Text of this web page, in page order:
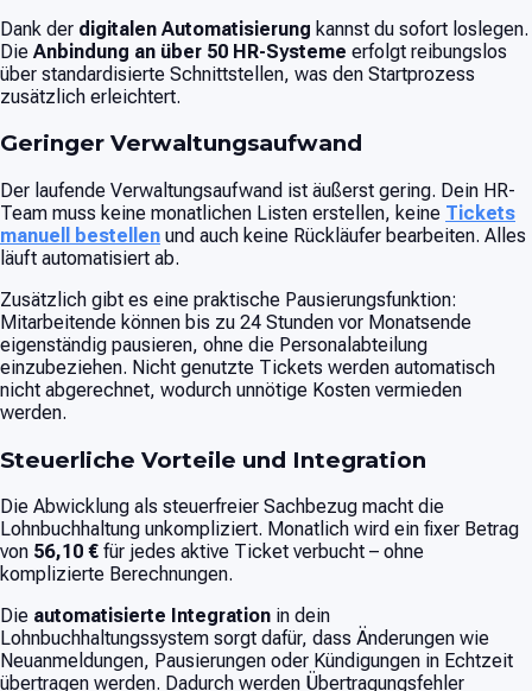
Dank der digitalen Automatisierung kannst du sofort loslegen.
Die Anbindung an über 50 HR-Systeme erfolgt reibungslos
über standardisierte Schnittstellen, was den Startprozess
zusätzlich erleichtert.
Geringer Verwaltungsaufwand
Der laufende Verwaltungsaufwand ist äußerst gering. Dein HR-
Team muss keine monatlichen Listen erstellen, keine Tickets
manuell bestellen und auch keine Rückläufer bearbeiten. Alles
läuft automatisiert ab.
Zusätzlich gibt es eine praktische Pausierungsfunktion:
Mitarbeitende können bis zu 24 Stunden vor Monatsende
eigenständig pausieren, ohne die Personalabteilung
einzubeziehen. Nicht genutzte Tickets werden automatisch
nicht abgerechnet, wodurch unnötige Kosten vermieden
werden.
Steuerliche Vorteile und Integration
Die Abwicklung als steuerfreier Sachbezug macht die
Lohnbuchhaltung unkompliziert. Monatlich wird ein fixer Betrag
von 56,10 € für jedes aktive Ticket verbucht – ohne
komplizierte Berechnungen.
Die automatisierte Integration in dein
Lohnbuchhaltungssystem sorgt dafür, dass Änderungen wie
Neuanmeldungen, Pausierungen oder Kündigungen in Echtzeit
übertragen werden. Dadurch werden Übertragungsfehler